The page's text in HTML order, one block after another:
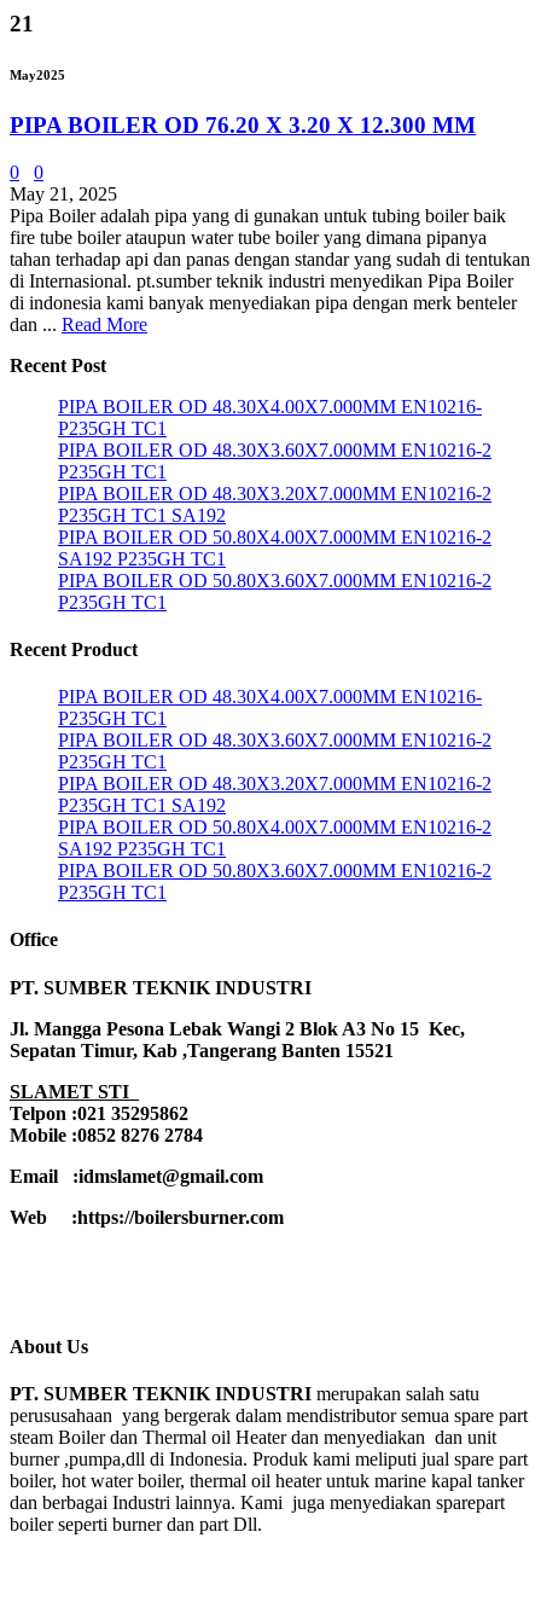
21
May2025
PIPA BOILER OD 76.20 X 3.20 X 12.300 MM
0
0
May 21, 2025
Pipa Boiler adalah pipa yang di gunakan untuk tubing boiler baik
fire tube boiler ataupun water tube boiler yang dimana pipanya
tahan terhadap api dan panas dengan standar yang sudah di tentukan
di Internasional. pt.sumber teknik industri menyedikan Pipa Boiler
di indonesia kami banyak menyediakan pipa dengan merk benteler
dan ... Read More
Recent Post
PIPA BOILER OD 48.30X4.00X7.000MM EN10216-
P235GH TC1
PIPA BOILER OD 48.30X3.60X7.000MM EN10216-2
P235GH TC1
PIPA BOILER OD 48.30X3.20X7.000MM EN10216-2
P235GH TC1 SA192
PIPA BOILER OD 50.80X4.00X7.000MM EN10216-2
SA192 P235GH TC1
PIPA BOILER OD 50.80X3.60X7.000MM EN10216-2
P235GH TC1
Recent Product
PIPA BOILER OD 48.30X4.00X7.000MM EN10216-
P235GH TC1
PIPA BOILER OD 48.30X3.60X7.000MM EN10216-2
P235GH TC1
PIPA BOILER OD 48.30X3.20X7.000MM EN10216-2
P235GH TC1 SA192
PIPA BOILER OD 50.80X4.00X7.000MM EN10216-2
SA192 P235GH TC1
PIPA BOILER OD 50.80X3.60X7.000MM EN10216-2
P235GH TC1
Office
PT. SUMBER TEKNIK INDUSTRI
Jl. Mangga Pesona Lebak Wangi 2 Blok A3 No 15 Kec,
Sepatan Timur, Kab ,Tangerang Banten 15521
SLAMET STI
Telpon :021 35295862
Mobile :0852 8276 2784
Email :idmslamet@gmail.com
Web :https://boilersburner.com
About Us
PT. SUMBER TEKNIK INDUSTRI merupakan salah satu
perususahaan yang bergerak dalam mendistributor semua spare part
steam Boiler dan Thermal oil Heater dan menyediakan dan unit
burner ,pumpa,dll di Indonesia. Produk kami meliputi jual spare part
boiler, hot water boiler, thermal oil heater untuk marine kapal tanker
dan berbagai Industri lainnya. Kami juga menyediakan sparepart
boiler seperti burner dan part Dll.